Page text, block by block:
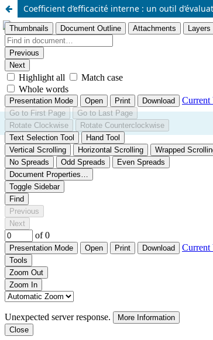
Coefficient d’efficacité interne : un outil